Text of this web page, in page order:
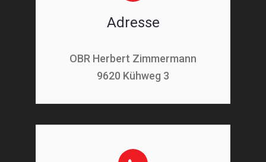
Adresse
OBR Herbert Zimmermann
9620 Kühweg 3